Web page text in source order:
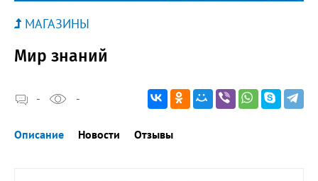
МАГАЗИНЫ
Мир знаний
- -
Описание Новости Отзывы